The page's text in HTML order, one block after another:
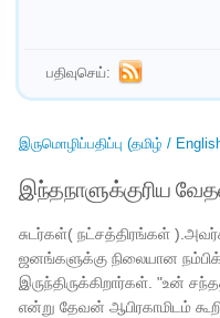
பதிவுசெய்:
இருமொழிப்பதிப்பு (தமிழ் /
இந்தநாளுக்குரிய
சுடர்கள்( நட்சத்திரங்கள்
ஜனங்களுக்கு நிலையான
இருந்திருக்கிறார்கள். "உன்
என்று தேவன் ஆபிரகாமிடம்